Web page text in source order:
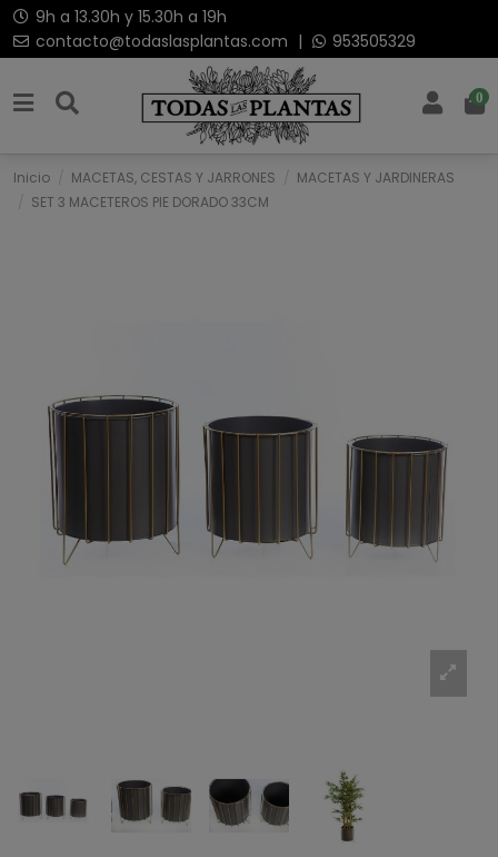
9h a 13.30h y 15.30h a 19h
contacto@todaslasplantas.com | 953505329
0
Inicio MACETAS, CESTAS Y JARRONES
MACETAS Y JARDINERAS
SET 3 MACETEROS PIE DORADO 33CM